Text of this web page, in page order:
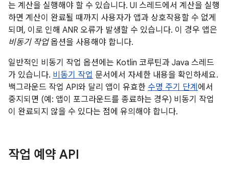
는 계산을 실행해야 할 수 있습니다. UI 스레드에서 계산을 실행
하면 계산이 완료될 때까지 사용자가 앱과 상호작용할 수 없게
되며, 이로 인해 ANR 오류가 발생할 수 있습니다. 이 경우 앱은
비동기 작업옵션을 사용해야 합니다.
일반적인 비동기 작업 옵션에는 Kotlin 코루틴과 Java 스레드
가 있습니다. 비동기 작업 문서에서 자세한 내용을 확인하세요.
백그라운드 작업 API와 달리 앱이 유효한 수명 주기 단계 에서
중지되면 (예: 앱이 포그라운드를 종료하는 경우) 비동기 작업
이 완료되지 않을 수 있다는 점에 유의해야 합니다.
작업 예약 API